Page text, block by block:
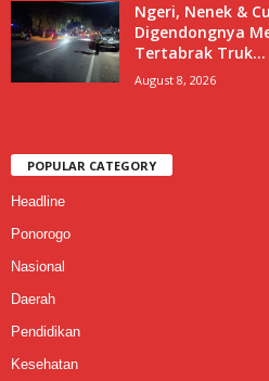
Ngeri, Nenek &
Digendongnya
Tertabrak Truk...
August 8, 2026
POPULAR CATEGORY
Headline
Ponorogo
Nasional
Daerah
Pendidikan
Kesehatan